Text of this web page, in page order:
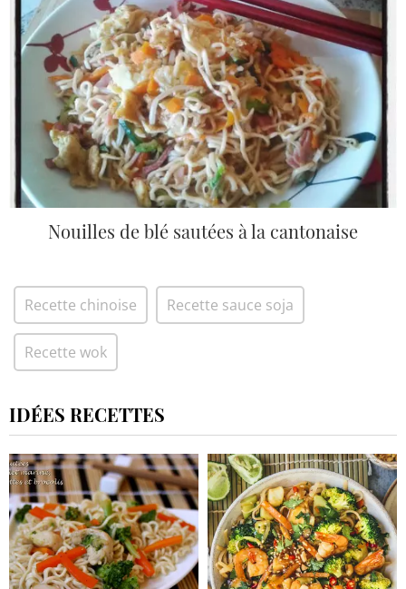
Nouilles de blé sautées à la cantonaise
Recette chinoise Recette sauce soja
Recette wok
IDÉES RECETTES